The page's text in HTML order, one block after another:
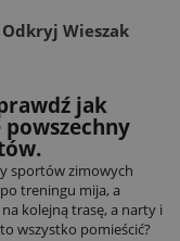
Wieszak
jak
powszechny
sportów zimowych
treningu mija, a
kolejną trasę, a narty i
wszystko pomieścić?